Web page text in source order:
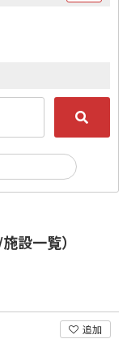
設一覧）
追加